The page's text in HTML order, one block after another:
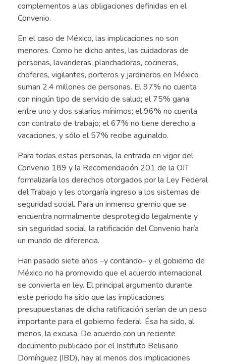
complementos a las obligaciones definidas en el
Convenio.
En el caso de México, las implicaciones no son
menores. Como he dicho antes, las cuidadoras de
personas, lavanderas, planchadoras, cocineras,
choferes, vigilantes, porteros y jardineros en México
suman 2.4 millones de personas. El 97% no cuenta
con ningún tipo de servicio de salud; el 75% gana
entre uno y dos salarios mínimos; el 96% no cuenta
con contrato de trabajo; el 67% no tiene derecho a
vacaciones, y sólo el 57% recibe aguinaldo.
Para todas estas personas, la entrada en vigor del
Convenio 189 y la Recomendación 201 de la OIT
formalizaría los derechos otorgados por la Ley Federal
del Trabajo y les otorgaría ingreso a los sistemas de
seguridad social. Para un inmenso gremio que se
encuentra normalmente desprotegido legalmente y
sin seguridad social, la ratificación del Convenio haría
un mundo de diferencia.
Han pasado siete años –y contando– y el gobierno de
México no ha promovido que el acuerdo internacional
se convierta en ley. El principal argumento durante
este periodo ha sido que las implicaciones
presupuestarias de dicha ratificación serían de un peso
importante para el gobierno federal. Ésa ha sido, al
menos, la excusa. De acuerdo con un reciente
documento publicado por el Instituto Belisario
Domínguez (IBD), hay al menos dos implicaciones